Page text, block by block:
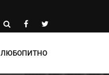
ЛЮБОПИТНО